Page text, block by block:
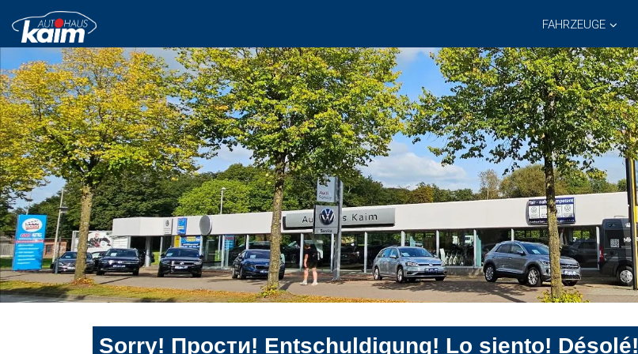
FAHRZEUGE
Sorry! Прости! Entschuldigung! Lo siento! Désolé!